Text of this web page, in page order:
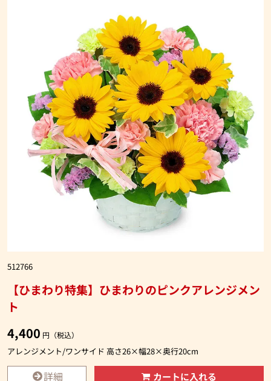
512766
【ひまわり特集】ひまわりのピンクアレンジメン
ト
4,400 円（税込）
アレンジメント/ワンサイド 高さ26×幅28×奥行20cm
詳細 カートに入れる